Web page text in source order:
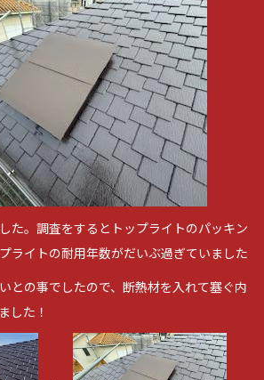
た。調査をするとトップライトのパッキン
ライトの耐用年数がだいぶ過ぎていました
との事でしたので、断熱材を入れて塞ぐ内
した！